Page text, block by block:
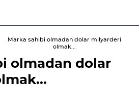
Marka sahibi olmadan dolar milyarderi
olmak...
olmadan dolar